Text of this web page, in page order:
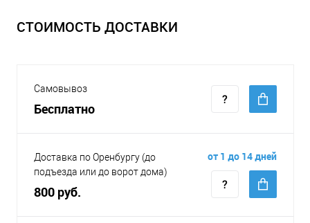
СТОИМОСТЬ ДОСТАВКИ
Самовывоз
Бесплатно
Доставка по Оренбургу (до
подъезда или до ворот дома)
800 руб.
от 1 до 14 дней